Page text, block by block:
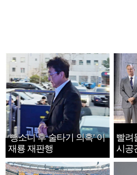
‘뺑소니 후 술타기 의혹’ 이
재룡 재판행
빨려
시공
지는